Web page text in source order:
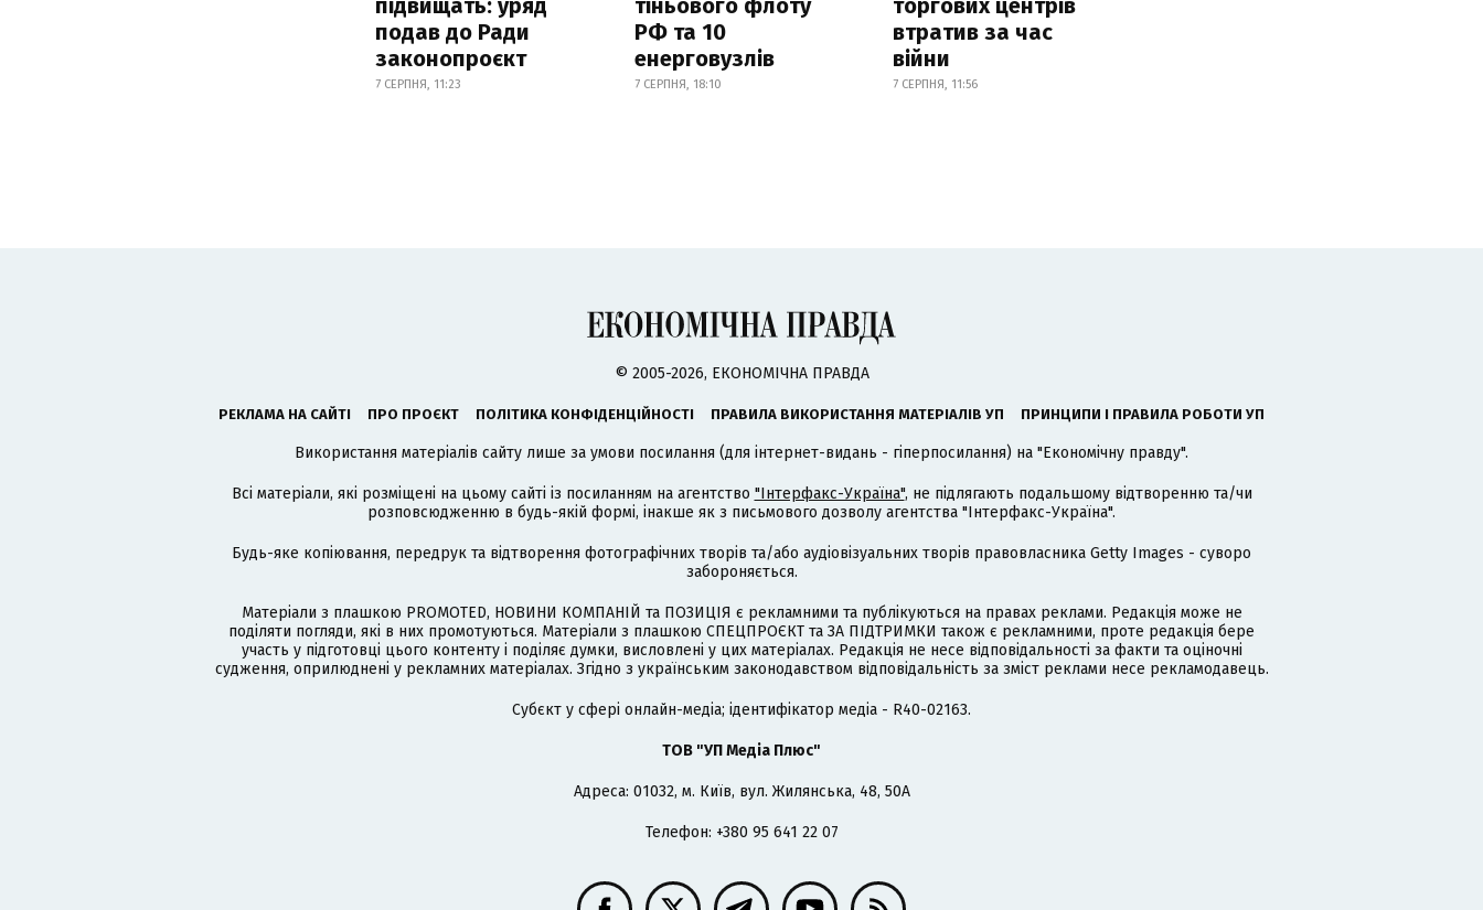
підвищать: уряд
подав до Ради
законопроєкт
7 СЕРПНЯ, 11:23
тіньового флоту
РФ та 10
енерговузлів
7 СЕРПНЯ, 18:10
торгових центрів
втратив за час
війни
7 СЕРПНЯ, 11:56
© 2005-2026, ЕКОНОМІЧНА ПРАВДА
РЕКЛАМА НА САЙТІ ПРО ПРОЄКТ ПОЛІТИКА КОНФІДЕНЦІЙНОСТІ ПРАВИЛА ВИКОРИСТАННЯ МАТЕРІАЛІВ УП ПРИНЦИПИ І ПРАВИЛА РОБОТИ УП
Використання матеріалів сайту лише за умови посилання (для інтернет-видань - гіперпосилання) на "Економічну правду".
Всі матеріали, які розміщені на цьому сайті із посиланням на агентство "Інтерфакс-Україна", не підлягають подальшому відтворенню та/чи
розповсюдженню в будь-якій формі, інакше як з письмового дозволу агентства "Інтерфакс-Україна".
Будь-яке копіювання, передрук та відтворення фотографічних творів та/або аудіовізуальних творів правовласника Getty Images - суворо
забороняється.
Матеріали з плашкою PROMOTED, НОВИНИ КОМПАНІЙ та ПОЗИЦІЯ є рекламними та публікуються на правах реклами. Редакція може не
поділяти погляди, які в них промотуються. Матеріали з плашкою СПЕЦПРОЄКТ та ЗА ПІДТРИМКИ також є рекламними, проте редакція бере
участь у підготовці цього контенту і поділяє думки, висловлені у цих матеріалах. Редакція не несе відповідальності за факти та оціночні
судження, оприлюднені у рекламних матеріалах. Згідно з українським законодавством відповідальність за зміст реклами несе рекламодавець.
Cубєкт у сфері онлайн-медіа; ідентифікатор медіа - R40-02163.
ТОВ "УП Медіа Плюс"
Адреса: 01032, м. Київ, вул. Жилянська, 48, 50А
Телефон: +380 95 641 22 07